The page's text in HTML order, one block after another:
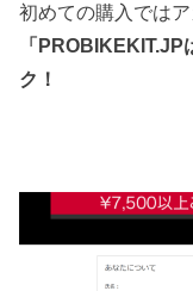
初めての購入では
「
ク！